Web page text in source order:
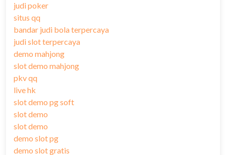
judi poker
situs qq
bandar judi bola terpercaya
judi slot terpercaya
demo mahjong
slot demo mahjong
pkv qq
live hk
slot demo pg soft
slot demo
slot demo
demo slot pg
demo slot gratis